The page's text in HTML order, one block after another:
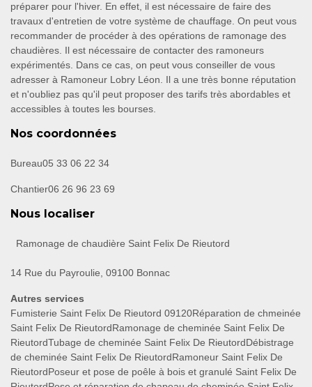
préparer pour l'hiver. En effet, il est nécessaire de faire des
travaux d'entretien de votre système de chauffage. On peut vous
recommander de procéder à des opérations de ramonage des
chaudières. Il est nécessaire de contacter des ramoneurs
expérimentés. Dans ce cas, on peut vous conseiller de vous
adresser à Ramoneur Lobry Léon. Il a une très bonne réputation
et n'oubliez pas qu'il peut proposer des tarifs très abordables et
accessibles à toutes les bourses.
Nos coordonnées
Bureau05 33 06 22 34
Chantier06 26 96 23 69
Nous localiser
Ramonage de chaudière Saint Felix De Rieutord
14 Rue du Payroulie, 09100 Bonnac
Autres services
Fumisterie Saint Felix De Rieutord 09120Réparation de chmeinée
Saint Felix De RieutordRamonage de cheminée Saint Felix De
RieutordTubage de cheminée Saint Felix De RieutordDébistrage
de cheminée Saint Felix De RieutordRamoneur Saint Felix De
RieutordPoseur et pose de poêle à bois et granulé Saint Felix De